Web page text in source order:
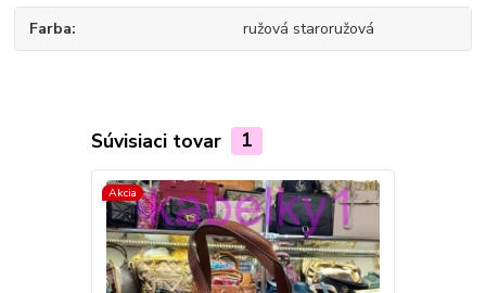
Farba ružová staroružová
Súvisiaci tovar 1
Akcia